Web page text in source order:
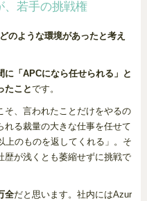
、若手の挑戦権
ような環境があったと考え
に「APCになら任せられる」と
たことです。
そ、言われたことだけをやるの
る裁量の大きな仕事を任せて
上のものを返してくれる」。そ
歴が浅くとも萎縮せずに挑戦で
全だと思います。社内にはAzur